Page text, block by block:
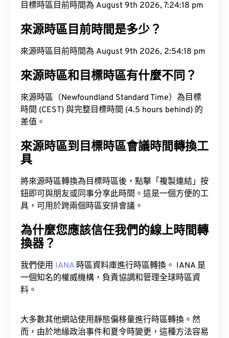
目標時區目前時間為 August 9th 2026, 7:24:19 pm
來源時區目前時間是多少？
來源時區目前時間為 August 9th 2026, 2:54:19 pm
來源時區和目標時區有什麼不同？
來源時區（Newfoundland Standard Time）為目標
時間 (CEST) 與完整目標時間 (4.5 hours behind) 的
差值。
來源時區到目標時區會議時間轉換工
具
將來源時區轉換為目標時區後，點擊「複製連結」按
鈕即可與朋友或同事分享此時間。這是一個方便的工
具，可用於跨兩個時區安排會議。
為什麼您應該信任我們的線上時間轉
換器？
我們使用 IANA 時區資料庫進行時區轉換。 IANA 是
一個知名的權威機構，負責協調和管理全球時區資
料。
大多數其他網站使用靜態偏移量進行時區轉換。然
而，由於地緣政治事件和夏令時變更，這種方法容易